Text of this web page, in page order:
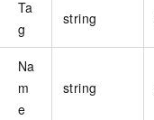
Ta
g
string
Na
m
e
string